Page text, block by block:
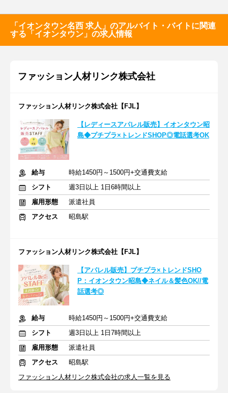
「イオンタウン名西 求人」のアルバイト・バイトに関連
する「イオンタウン」の求人情報
ファッション人材リンク株式会社
ファッション人材リンク株式会社【FJL】
【レディースアパレル販売】イオンタウン昭
島◆プチプラ×トレンドSHOP◎電話選考OK
給与
時給1450円～1500円+交通費支給
シフト
週3日以上 1日6時間以上
雇用形態
派遣社員
アクセス
昭島駅
ファッション人材リンク株式会社【FJL】
【アパレル販売】プチプラ×トレンドSHO
P：イオンタウン昭島◆ネイル＆髪色OK//電
話選考◎
給与
時給1450円～1500円+交通費支給
シフト
週3日以上 1日7時間以上
雇用形態
派遣社員
アクセス
昭島駅
ファッション人材リンク株式会社の求人一覧を見る